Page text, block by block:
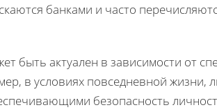
банками и часто
быть актуален в зависимости от
в условиях повседневной жизни,
безопасность